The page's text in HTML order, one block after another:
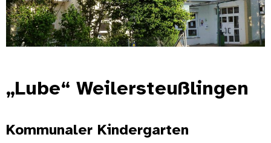
„Lube“ Weilersteußlingen
Kommunaler Kindergarten